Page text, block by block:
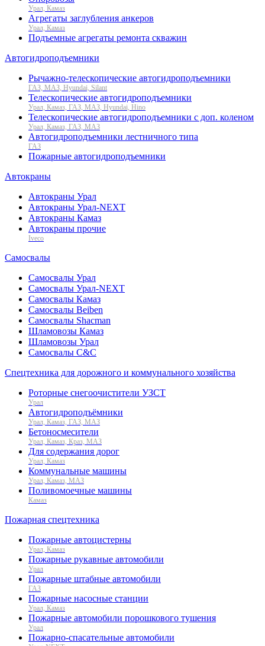
Урал, Камаз
Агрегаты заглубления анкеров
Урал, Камаз
Подъемные агрегаты ремонта скважин
Автогидроподъемники
Рычажно-телескопические автогидроподъемники
ГАЗ, МАЗ, Hyundai, Silant
Телескопические автогидроподъемники
Урал, Камаз, ГАЗ, МАЗ, Hyundai, Hino
Телескопические автогидроподъемники с доп. коленом
Урал, Камаз, ГАЗ, МАЗ
Автогидроподъемники лестничного типа
ГАЗ
Пожарные автогидроподъемники
Автокраны
Автокраны Урал
Автокраны Урал-NEXT
Автокраны Камаз
Автокраны прочие
Iveco
Самосвалы
Самосвалы Урал
Самосвалы Урал-NEXT
Самосвалы Камаз
Самосвалы Beiben
Самосвалы Shacman
Шламовозы Камаз
Шламовозы Урал
Самосвалы C&C
Спецтехника для дорожного и коммунального хозяйства
Роторные снегоочистители УЗСТ
Урал
Автогидроподъёмники
Урал, Камаз, ГАЗ, МАЗ
Бетоносмесители
Урал, Камаз, Краз, МАЗ
Для содержания дорог
Урал, Камаз
Коммунальные машины
Урал, Камаз, МАЗ
Поливомоечные машины
Камаз
Пожарная спецтехника
Пожарные автоцистерны
Урал, Камаз
Пожарные рукавные автомобили
Урал
Пожарные штабные автомобили
ГАЗ
Пожарные насосные станции
Урал, Камаз
Пожарные автомобили порошкового тушения
Урал
Пожарно-спасательные автомобили